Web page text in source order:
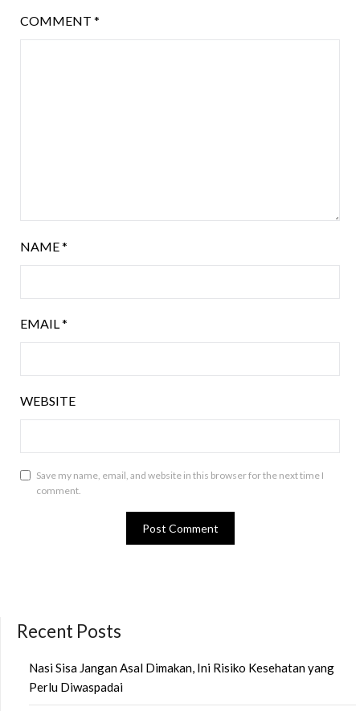
COMMENT *
NAME*
EMAIL*
WEBSITE
Save my name, email, and website in this browser for the next time I
comment.
Recent Posts
Nasi Sisa Jangan Asal Dimakan, Ini Risiko Kesehatan yang
Perlu Diwaspadai